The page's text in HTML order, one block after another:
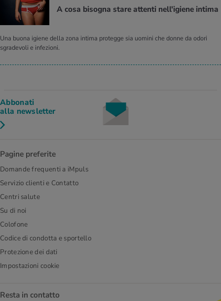
A cosa bisogna stare attenti nell'igiene intima
Una buona igiene della zona intima protegge sia uomini che donne da odori
sgradevoli e infezioni.
Abbonati
alla newsletter
Pagine preferite
Domande frequenti a iMpuls
Servizio clienti e Contatto
Centri salute
Su di noi
Colofone
Codice di condotta e sportello
Protezione dei dati
Impostazioni cookie
Resta in contatto